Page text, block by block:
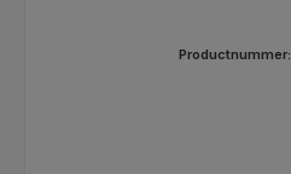
Productnummer: